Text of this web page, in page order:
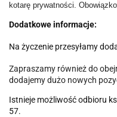
kotarę prywatności.
Dodatkowe informacje:
Na życzenie przesyłamy
Zapraszamy również do
dodajemy dużo nowych
Istnieje możliwość odbioru
57.